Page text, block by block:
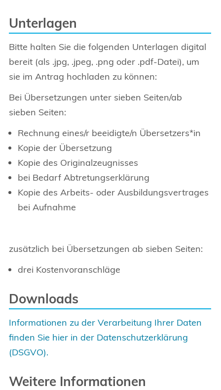
Unterlagen
Bitte halten Sie die folgenden Unterlagen digital
bereit (als .jpg, .jpeg, .png oder .pdf-Datei), um
sie im Antrag hochladen zu können:
Bei Übersetzungen unter sieben Seiten/ab
sieben Seiten:
Rechnung eines/r beeidigte/n Übersetzers*in
Kopie der Übersetzung
Kopie des Originalzeugnisses
bei Bedarf Abtretungserklärung
Kopie des Arbeits- oder Ausbildungsvertrages
bei Aufnahme
zusätzlich bei Übersetzungen ab sieben Seiten:
drei Kostenvoranschläge
Downloads
Informationen zu der Verarbeitung Ihrer Daten
finden Sie hier in der Datenschutzerklärung
(DSGVO).
Weitere Informationen